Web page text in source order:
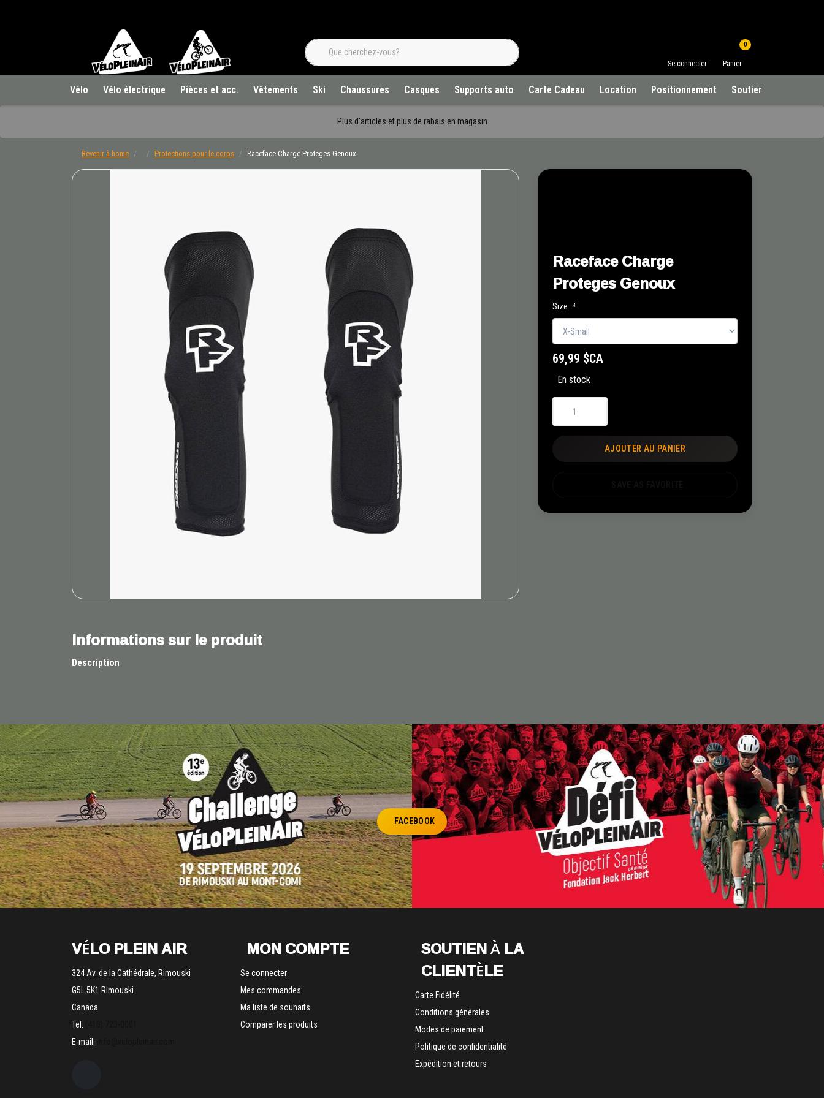
Se connecter
0
Panier
Vélo Vélo électrique Pièces et acc. Vêtements Ski Chaussures Casques Supports auto Carte Cadeau Location Positionnement Soutien à la clientèle
Plus d'articles et plus de rabais en magasin
Revenir à home Protections pour le corps Raceface Charge Proteges Genoux
Raceface Charge
Proteges Genoux
Size: *
69,99 $CA
En stock
AJOUTER AU PANIER
Informations sur le produit
Description
FACEBOOK
VÉLO PLEIN AIR
324 Av. de la Cathédrale, Rimouski
G5L 5K1 Rimouski
Canada
Tel:
E-mail:
MON COMPTE
Se connecter
Mes commandes
Ma liste de souhaits
Comparer les produits
SOUTIEN À LA
CLIENTÈLE
Carte Fidélité
Conditions générales
Modes de paiement
Politique de confidentialité
Expédition et retours